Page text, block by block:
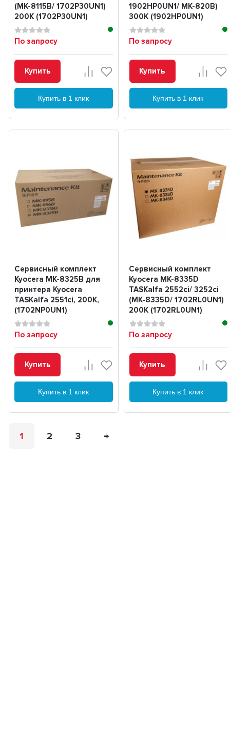
(MK-8115B/ 1702P30UN1)
200K (1702P30UN1)
По запросу
Купить
Купить в 1 клик
1902HP0UN1/ MK-820B)
300K (1902HP0UN1)
По запросу
Купить
Купить в 1 клик
Сервисный комплект
Kyocera MK-8325B для
принтера Kyocera
TASKalfa 2551ci, 200K,
(1702NP0UN1)
По запросу
Купить
Купить в 1 клик
Сервисный комплект
Kyocera MK-8335D
TASKalfa 2552ci/ 3252ci
(MK-8335D/ 1702RL0UN1)
200K (1702RL0UN1)
По запросу
Купить
Купить в 1 клик
1 2 3 →